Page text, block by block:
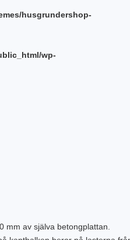
husgrundershop-
wp-
mm av själva betongplattan.